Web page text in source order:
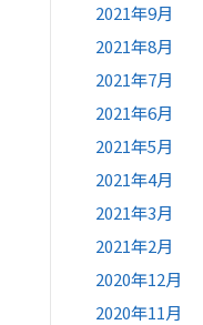
2021年9月
2021年8月
2021年7月
2021年6月
2021年5月
2021年4月
2021年3月
2021年2月
2020年12月
2020年11月